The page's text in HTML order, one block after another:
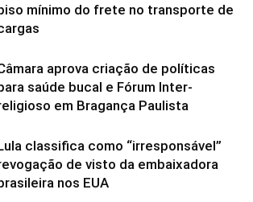
mínimo do frete no transporte de
aprova criação de políticas
saúde bucal e Fórum Inter-
em Bragança Paulista
classifica como “irresponsável”
de visto da embaixadora
nos EUA